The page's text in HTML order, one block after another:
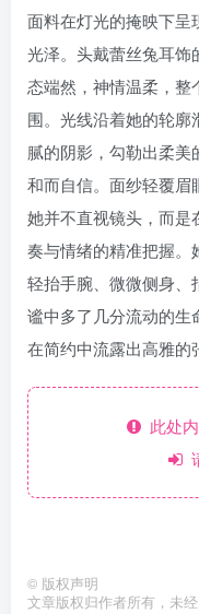
面料在灯光的掩映下呈
光泽。头戴蕾丝兔耳饰
态端然，神情温柔，
围。光线沿着她的轮
腻的阴影，勾勒出柔
和而自信。面纱轻覆眉
她并不直视镜头，而是
奏与情绪的精准把握
轻抬手腕、微微侧身、
谧中多了几分流动的生
在简约中流露出高雅的
此处
© 版权声明
文章版权归作者所有，未经